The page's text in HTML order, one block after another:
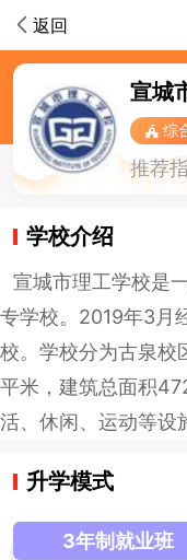
返回
宣城
综
推荐
学校介绍
宣城市理工学校是
专学校。2019年3月
校。学校分为古泉校
平米，建筑总面积
活、休闲、运动等设
升学模式
3年制就业班